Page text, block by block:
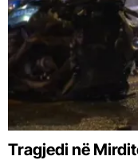
Tragjedi në